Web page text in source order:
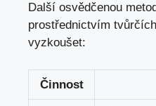
Další osvědčenou
prostřednictvím
vyzkoušet:
Činnost